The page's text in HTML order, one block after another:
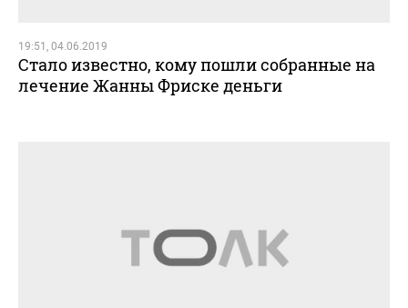
19:51, 04.06.2019
Стало известно, кому пошли собранные на
лечение Жанны Фриске деньги